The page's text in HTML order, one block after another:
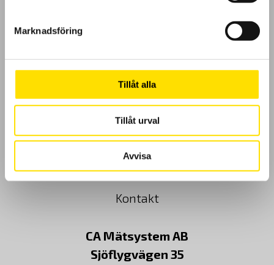
Marknadsföring
Tillåt alla
Tillåt urval
Avvisa
Klagomål
Kundundersökning
Om Oss
Kontakt
CA Mätsystem AB
Sjöflygvägen 35